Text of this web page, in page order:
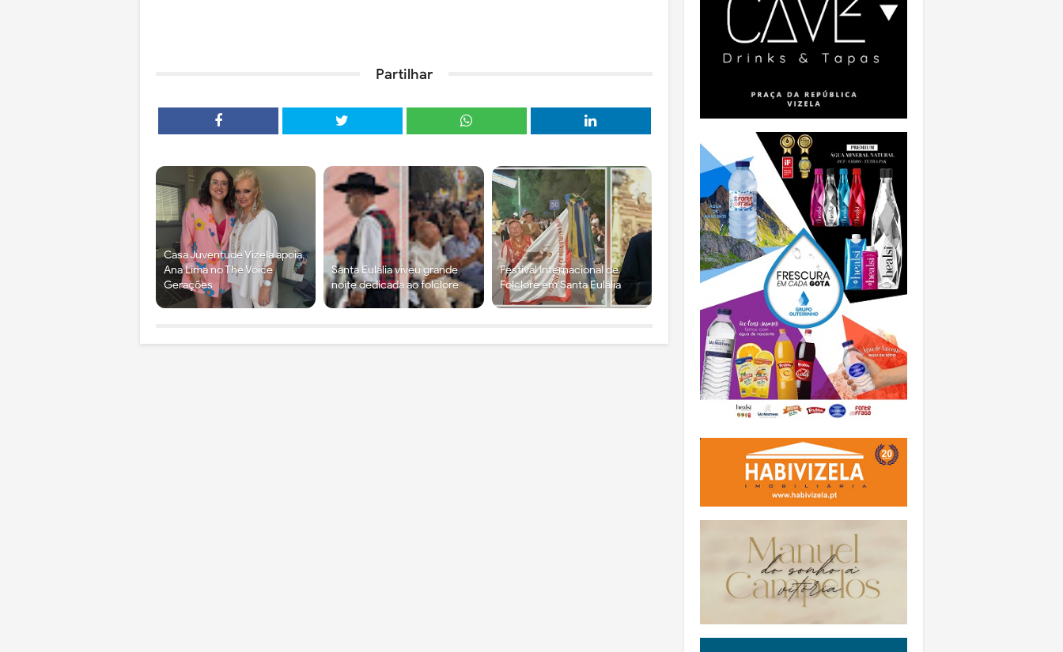
Partilhar
Casa Juventude Vizela apoia
Ana Lima no The Voice
Gerações
Santa Eulália viveu grande
noite dedicada ao folclore
Festival Internacional de
Folclore em Santa Eulália